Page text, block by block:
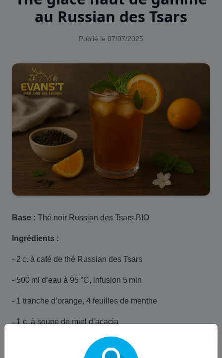
au Russian des Tsars
Publié le 07/07/2025
Base : Thé noir Russian des Tsars BIO
Ingrédients :
- 2 c. à café de thé Russian des Tsars
- 500 ml d’eau à 95 °C, infusion 5 min
- 1 tranche d’orange, 4 feuilles de menthe
- 1 c. à soupe de miel d’acacia